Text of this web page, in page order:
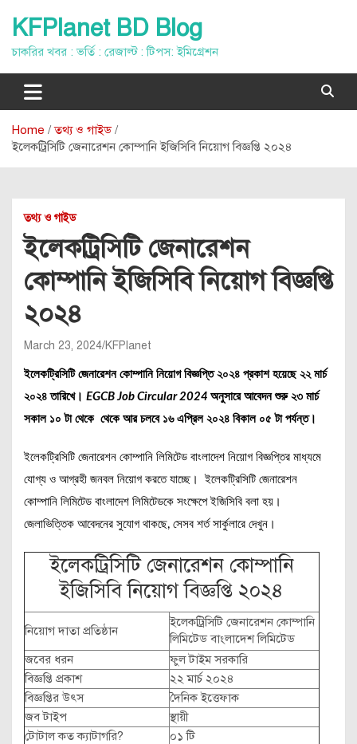
content
KFPlanet BD Blog
চাকরির খবর : ভর্তি : রেজাল্ট : টিপস: ইমিগ্রেশন
Home
তথ্য ও গাইড
ইলেকট্রিসিটি জেনারেশন কোম্পানি ইজিসিবি নিয়োগ বিজ্ঞপ্তি ২০২৪
তথ্য ও গাইড
ইলেকট্রিসিটি জেনারেশন
কোম্পানি ইজিসিবি নিয়োগ বিজ্ঞপ্তি
২০২৪
March 23, 2024 KFPlanet
ইলেকট্রিসিটি জেনারেশন কোম্পানি নিয়োগ বিজ্ঞপ্তি ২০২৪ প্রকাশ হয়েছে ২২ মার্চ
২০২৪ তারিখে। EGCB Job Circular 2024 অনুসারে আবেদন শুরু ২৩ মার্চ
সকাল ১০ টা থেকে থেকে আর চলবে ১৬ এপ্রিল ২০২৪ বিকাল ০৫ টা পর্যন্ত।
ইলেকট্রিসিটি জেনারেশন কোম্পানি লিমিটেড বাংলাদেশ নিয়োগ বিজ্ঞপ্তির মাধ্যমে
যোগ্য ও আগ্রহী জনবল নিয়োগ করতে যাচ্ছে। ইলেকট্রিসিটি জেনারেশন
কোম্পানি লিমিটেড বাংলাদেশ লিমিটেডকে সংক্ষেপে ইজিসিবি বলা হয়।
জেলাভিত্তিক আবেদনের সুযোগ থাকছে, সেসব শর্ত সার্কুলারে দেখুন।
ইলেকট্রিসিটি জেনারেশন কোম্পানি
ইজিসিবি নিয়োগ বিজ্ঞপ্তি ২০২৪
নিয়োগ দাতা প্রতিষ্ঠান
ইলেকট্রিসিটি জেনারেশন কোম্পানি
লিমিটেড বাংলাদেশ লিমিটেড
জবের ধরন
ফুল টাইম সরকারি
বিজ্ঞপ্তি প্রকাশ
২২ মার্চ ২০২৪
বিজ্ঞপ্তির উৎস
দৈনিক ইত্তেফাক
জব টাইপ
স্থায়ী
টোটাল কত ক্যাটাগরি?
০১ টি